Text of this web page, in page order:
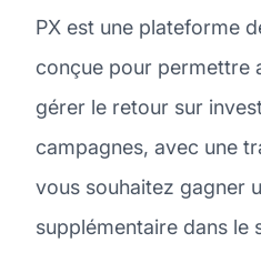
PX est une plateforme
conçue pour permettre
gérer le retour sur
campagnes, avec une
vous souhaitez gagner
supplémentaire dans le